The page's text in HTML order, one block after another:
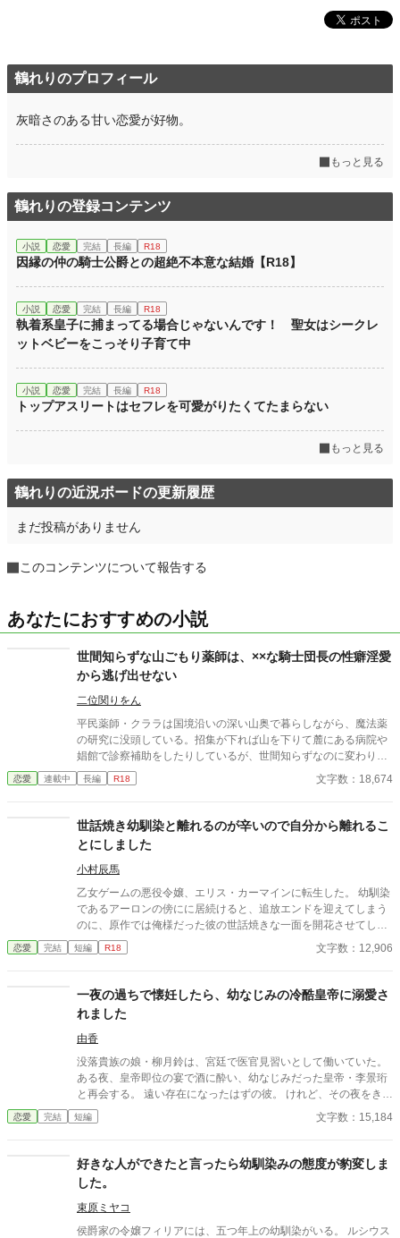
鶴れりのプロフィール
灰暗さのある甘い恋愛が好物。
もっと見る
鶴れりの登録コンテンツ
小説 恋愛 完結 長編 R18
因縁の仲の騎士公爵との超絶不本意な結婚【R18】
小説 恋愛 完結 長編 R18
執着系皇子に捕まってる場合じゃないんです！ 聖女はシークレ
ットベビーをこっそり子育て中
小説 恋愛 完結 長編 R18
トップアスリートはセフレを可愛がりたくてたまらない
もっと見る
鶴れりの近況ボードの更新履歴
まだ投稿がありません
このコンテンツについて報告する
あなたにおすすめの小説
世間知らずな山ごもり薬師は、××な騎士団長の性癖淫愛
から逃げ出せない
二位関りをん
平民薬師・クララは国境沿いの深い山奥で暮らしながら、魔法薬
の研究に没頭している。招集が下れば山を下りて麓にある病院や
娼館で診察補助をしたりしているが、世間知らずなのに変わりは
ない。 ある日、山の中で倒れている男性を発見。彼はなんと騎士
団長・レイルドで女嫌いの噂を持つ人物だった。 当然女嫌いの噂
が、レイルドには隠している秘密……性癖があった。 ――君の××
××、触らせてもらえないだろうか？
恋愛 連載中 長編 R18 文字数：18,674
世話焼き幼馴染と離れるのが辛いので自分から離れるこ
とにしました
小村辰馬
乙女ゲームの悪役令嬢、エリス・カーマインに転生した。 幼馴染
であるアーロンの傍にに居続けると、追放エンドを迎えてしまう
のに、原作では俺様だった彼の世話焼きな一面を開花させてしま
い、居心地の良い彼のそばを離れるのが辛くなってしまう。 なら
ば彼の代わりに男友達を作ろうと画策するがーー
恋愛 完結 短編 R18 文字数：12,906
一夜の過ちで懐妊したら、幼なじみの冷酷皇帝に溺愛さ
れました
由香
没落貴族の娘・柳月鈴は、宮廷で医官見習いとして働いていた。
ある夜、皇帝即位の宴で酒に酔い、幼なじみだった皇帝・李景珩
と再会する。 遠い存在になったはずの彼。 けれど、その夜をきっ
かけに月鈴の運命は大きく動き出す。 冷酷と恐れられる皇帝が、
なぜか彼女だけには甘すぎて――。
恋愛 完結 短編 文字数：15,184
好きな人ができたと言ったら幼馴染みの態度が豹変しま
した。
束原ミヤコ
侯爵家の令嬢フィリアには、五つ年上の幼馴染がいる。 ルシウス